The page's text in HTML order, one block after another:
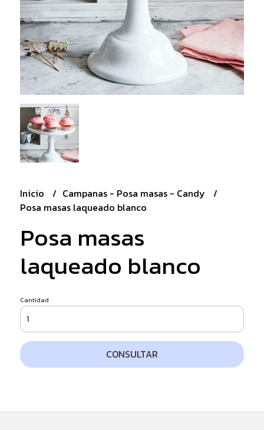
Inicio
Campanas - Posa masas - Candy
Posa masas laqueado blanco
Posa masas
laqueado blanco
Cantidad
CONSULTAR